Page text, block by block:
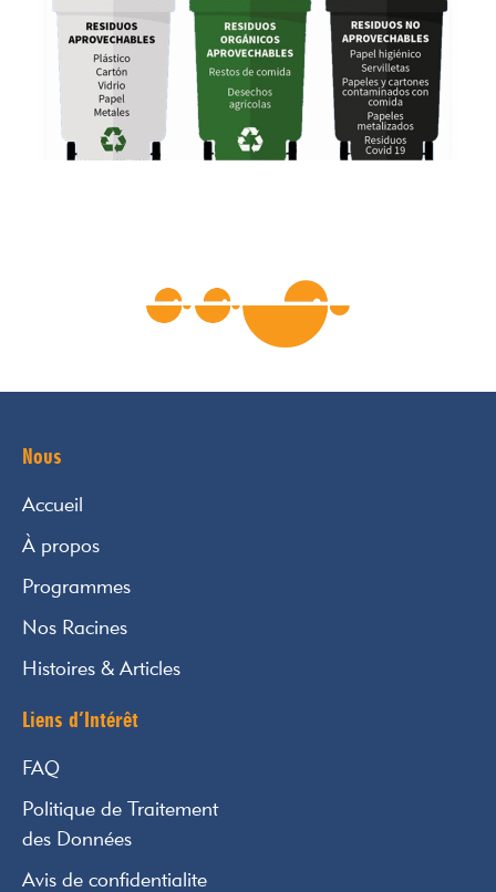
Nous
Accueil
À propos
Programmes
Nos Racines
Histoires & Articles
Liens d’Intérêt
FAQ
Politique de Traitement
des Données
Avis de confidentialite